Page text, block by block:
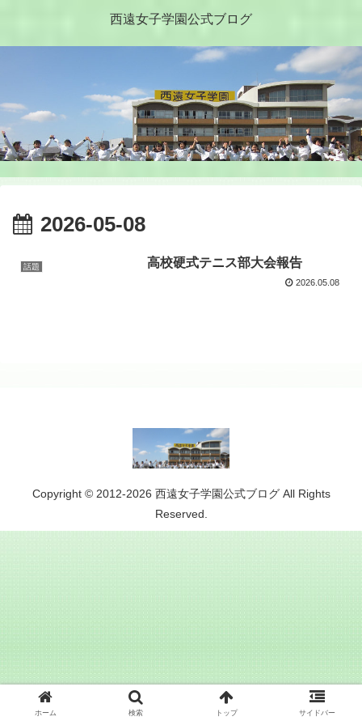
西遠女子学園公式ブログ
2026-05-08
話題 高校硬式テニス部大会報告
2026.05.08
Copyright © 2012-2026 西遠女子学園公式ブログ All Rights
Reserved.
ホーム 検索 トップ サイドバー